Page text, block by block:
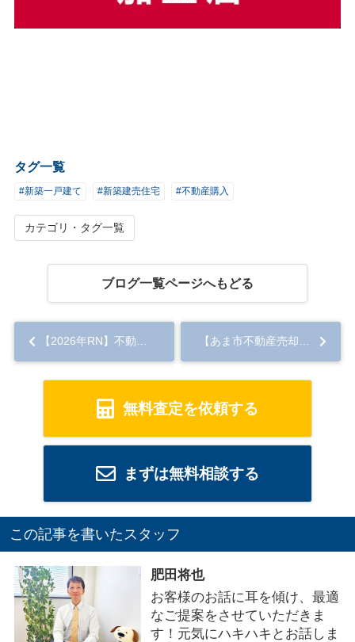
タグ一覧
#新築一戸建て #新築建売住宅 #不動産購入
カテゴリ・タグ一覧
ブログ一覧ページへもどる
【2026年RN】不動産売却時にはマイナンバーを提示する？提示する理由や注意点を解説！... 【あま市不動産売却】公課証明書
無料査定を依頼する
まずは無料相談する
この記事を書いたスタッフ
肥田将也
お客様のお話に耳を傾け、最適
なご提案をさせていただきま
す！元気にハキハキとお話しま